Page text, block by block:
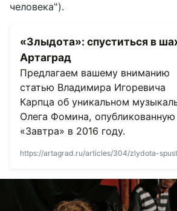
человека").
«Злыдота»: спуститься в
Артаград
Предлагаем вашему вниманию
статью Владимира Игоревича
Карпца об уникальном
Олега Фомина, опубликованную
«Завтра» в 2016 году.
https://artagrad.ru/articles/304/zlydota-